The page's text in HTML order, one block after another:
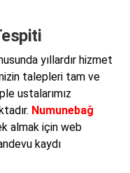
yıllardır hizmet
talepleri tam ve
ustalarımız
Numunebağ
almak için web
kaydı